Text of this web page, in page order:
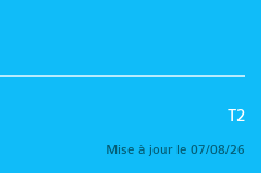
T2
Mise à jour le 07/08/26